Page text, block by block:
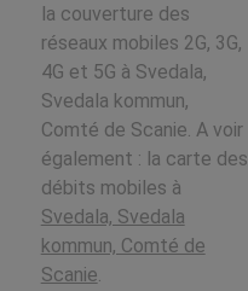
la couverture des
réseaux mobiles 2G, 3G,
4G et 5G à Svedala,
Svedala kommun,
Comté de Scanie. A voir
également : la carte des
débits mobiles à
Svedala, Svedala
kommun, Comté de
Scanie